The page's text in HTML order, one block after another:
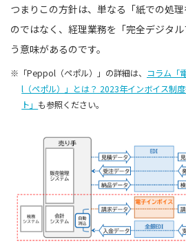
つまりこの方針は、単なる「紙での処
のではなく、経理業務を「完全デジタ
う意味があるのです。
※「Peppol（ペポル）」の詳細は、 コラム「
l（ペポル）」とは？ 2023年インボイス制
ト」 も参照ください。